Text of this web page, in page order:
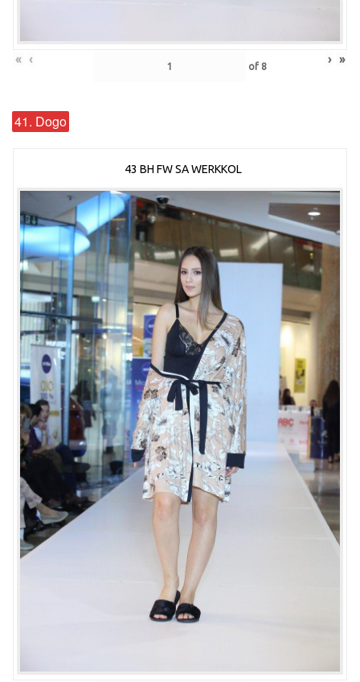
« ‹ of 8 › »
41. Dogo
43 BH FW SA WERKKOL